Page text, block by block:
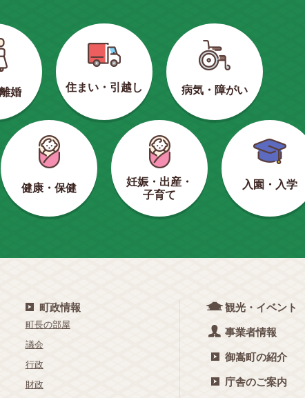
婚 住まい・引越し 病気・障がい
健康・保健
妊娠・出産・
子育て
入園・入学
町政情報
町長の部屋
議会
行政
財政
観光・イベント
事業者情報
御嵩町の紹介
庁舎のご案内